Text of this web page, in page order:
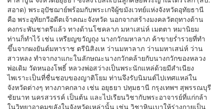
สอาด) พระอุปัชฌาย์พร้อมกับพระเกจิผู้ขมังเวทย์แห่งจังหวัดอุทัยธานี
คือ พระอุทัยกวีอดีตเจ้าคณะจังหวัด นอกจากสร้างมงคลวัตถุทางด้าน
คงกระพันชาตรีแล้ว ทางด้านโชคลาภ มหาเสน่ห์ เมตตา หมานิยม
ท่านก็ทำไว้ เช่น เหรียญขวัญถุง นางกวักมหาลาภ ค้าขายร่ำรวยที่ทำ
ขึ้นจากผงยันต์มหาราช ตรีนิสิงเห ว่านมหาลาภ ว่านมหาเสน่ห์ ว่าน
สาวหลง ทำจากงาแกะในลักษณะนางกวักคล้ายกับนางกวักของหลวง
พ่อเดิม วัดหนองโพธิ์ หลวงพ่อสว่างเป็นพระนักแหล่ด้วยมีสำเนียง
ไพเราะเป็นที่ชื่นชอบของญาติโยม ท่านจึงรับนิมนต์ไปเทศแหล่ใน
จังหวัดต่างๆ ทางภาคกลาง เช่น อยุธยา ปทุมธานี กรุงเทพฯ สุพรรณบุรี
ชัยนาท นครสวรรค์ เป็นต้น และไปเรียนวิชากับพระอาจารย์ที่แก่กล้า
ในวิทยาอาคมขลังในจังหวัดเหล่านั้น เช่น วิชาหินเบาให้ร่างกายเป็น